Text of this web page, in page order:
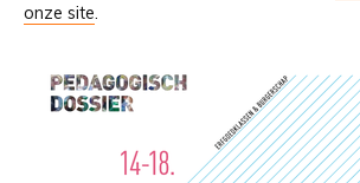
onze site.